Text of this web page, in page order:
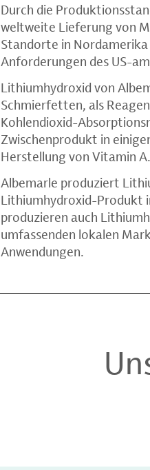
Durch die
weltweite Lieferung von
Standorte in
Anforderungen des US-
Lithiumhydroxid von
Schmierfetten, als
Kohlendioxid-
Zwischenprodukt in
Herstellung von Vitamin A.
Albemarle produziert
Lithiumhydroxid-Produkt
produzieren auch
umfassenden lokalen
Anwendungen.